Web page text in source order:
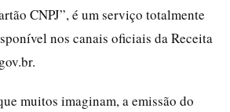
CNPJ”, é um serviço totalmente
nos canais oficiais da Receita
muitos imaginam, a emissão do